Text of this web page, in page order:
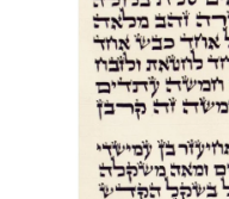
0,0
z
5
hvězdiček.